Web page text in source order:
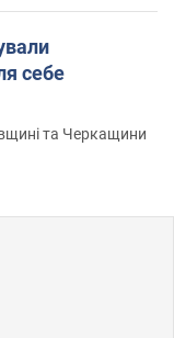
себе
та Черкащини